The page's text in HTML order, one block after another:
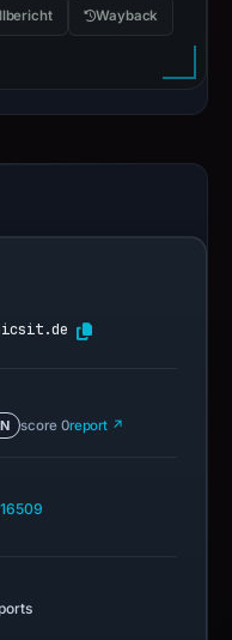
Wayback
score 0report ↗